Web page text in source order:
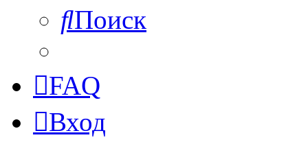
Поиск
FAQ
Вход